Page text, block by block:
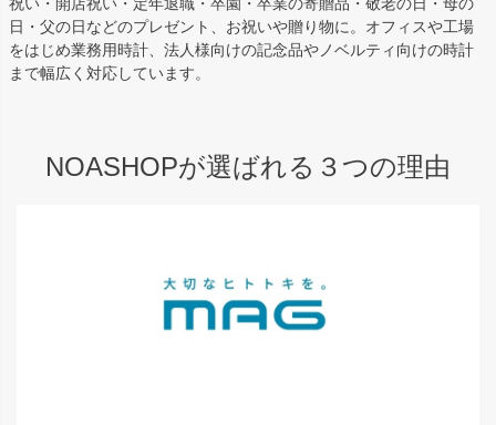
日・父の日などのプレゼント、お祝いや贈り物に。オフィスや工場
をはじめ業務用時計、法人様向けの記念品やノベルティ向けの時計
まで幅広く対応しています。
NOASHOPが選ばれる３つの理由